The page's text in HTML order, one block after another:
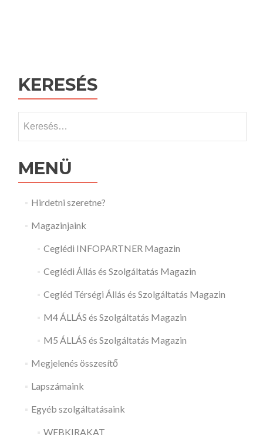
KERESÉS
MENÜ
Hirdetni szeretne?
Magazinjaink
Ceglédi INFOPARTNER Magazin
Ceglédi Állás és Szolgáltatás Magazin
Cegléd Térségi Állás és Szolgáltatás Magazin
M4 ÁLLÁS és Szolgáltatás Magazin
M5 ÁLLÁS és Szolgáltatás Magazin
Megjelenés összesítő
Lapszámaink
Egyéb szolgáltatásaink
WEBKIRAKAT